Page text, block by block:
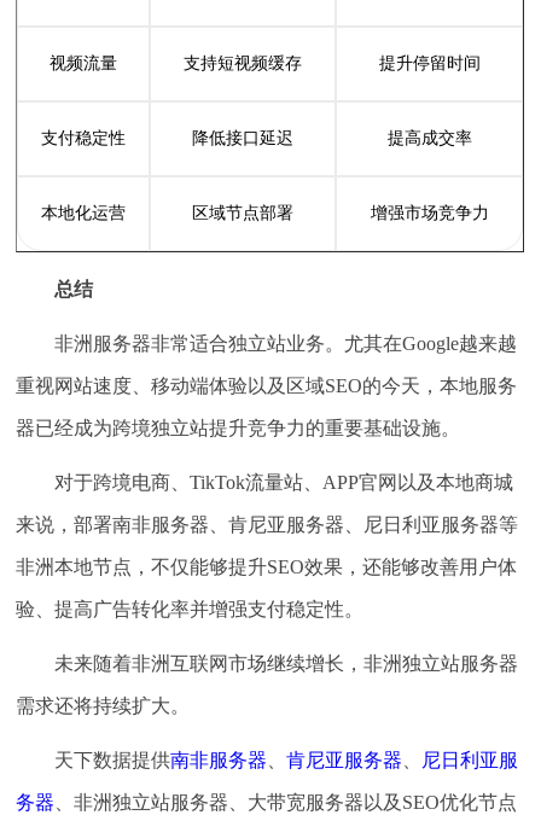
视频流量 支持短视频缓存 提升停留时间
支付稳定性 降低接口延迟 提高成交率
本地化运营 区域节点部署 增强市场竞争力
总结
非洲服务器非常适合独立站业务。尤其在Google越来越
重视网站速度、移动端体验以及区域SEO的今天，本地服务
器已经成为跨境独立站提升竞争力的重要基础设施。
对于跨境电商、TikTok流量站、APP官网以及本地商城
来说，部署南非服务器、肯尼亚服务器、尼日利亚服务器等
非洲本地节点，不仅能够提升SEO效果，还能够改善用户体
验、提高广告转化率并增强支付稳定性。
未来随着非洲互联网市场继续增长，非洲独立站服务器
需求还将持续扩大。
天下数据提供南非服务器 、肯尼亚服务器 尼日利亚服
务器 、非洲独立站服务器、大带宽服务器以及SEO优化节点